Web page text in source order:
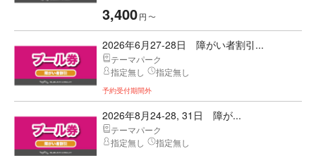
3,400円 〜
2026年6月27-28日 障がい者割引...
テーマパーク
指定無し
指定無し
予約受付期間外
2026年8月24-28, 31日 障が...
テーマパーク
指定無し
指定無し